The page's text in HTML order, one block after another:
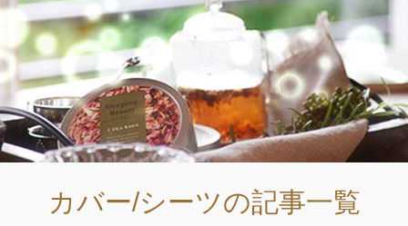
カバー/シーツの記事一覧